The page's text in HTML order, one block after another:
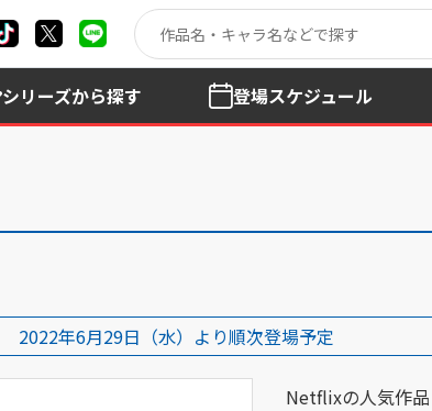
シリーズから探す 登場スケジュール
2022年6月29日（水）より順次登場予定
Netflixの人気作品